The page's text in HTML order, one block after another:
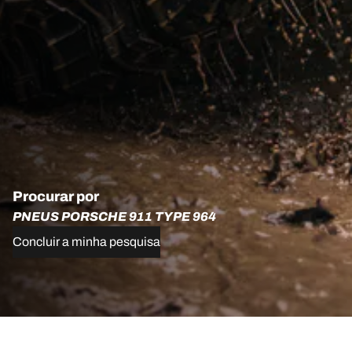
Procurar por
PNEUS PORSCHE 911 TYPE 964
Concluir a minha pesquisa